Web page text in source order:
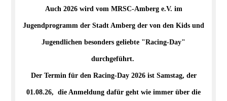
Auch 2026 wird vom MRSC-Amberg e.V. im
Jugendprogramm der Stadt Amberg der von den Kids und
Jugendlichen besonders geliebte "Racing-Day"
durchgeführt.
Der Termin für den Racing-Day 2026 ist Samstag, der
01.08.26, die Anmeldung dafür geht wie immer über die